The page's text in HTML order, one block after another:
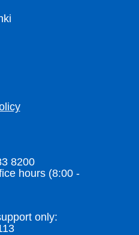
8200
hours (8:00 -
only: